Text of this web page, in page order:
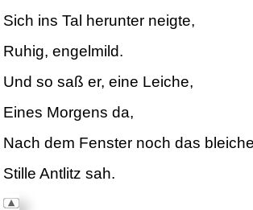
Sich ins Tal herunter neigte,
Ruhig, engelmild.
Und so saß er, eine Leiche,
Eines Morgens da,
Nach dem Fenster noch das bleiche
Stille Antlitz sah.